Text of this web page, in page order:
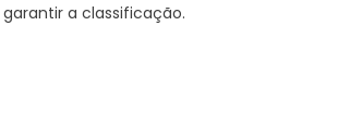
a classificação.